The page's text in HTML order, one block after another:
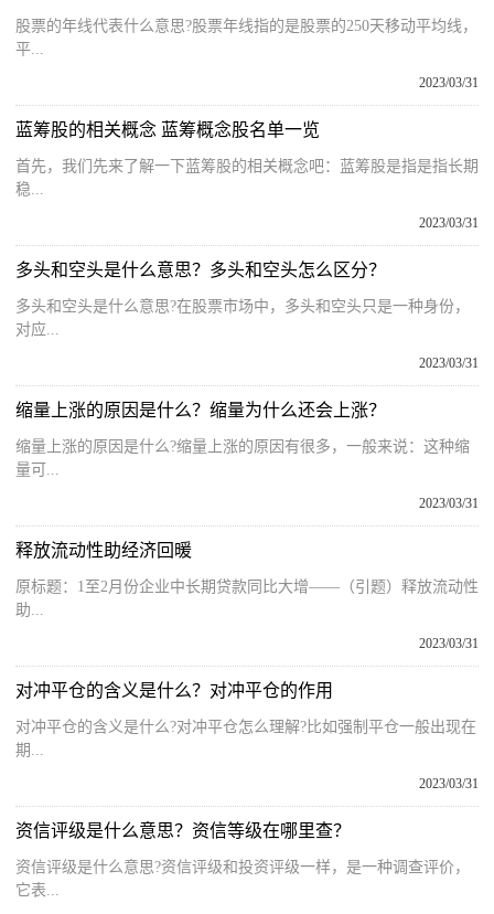
股票的年线代表什么意思?股票年线指的是股票的250天移动平均线，
平...
2023/03/31
蓝筹股的相关概念 蓝筹概念股名单一览
首先，我们先来了解一下蓝筹股的相关概念吧：蓝筹股是指是指长期
稳...
2023/03/31
多头和空头是什么意思？多头和空头怎么区分？
多头和空头是什么意思?在股票市场中，多头和空头只是一种身份，
对应...
2023/03/31
缩量上涨的原因是什么？缩量为什么还会上涨？
缩量上涨的原因是什么?缩量上涨的原因有很多，一般来说：这种缩
量可...
2023/03/31
释放流动性助经济回暖
原标题：1至2月份企业中长期贷款同比大增——（引题）释放流动性
助...
2023/03/31
对冲平仓的含义是什么？对冲平仓的作用
对冲平仓的含义是什么?对冲平仓怎么理解?比如强制平仓一般出现在
期...
2023/03/31
资信评级是什么意思？资信等级在哪里查？
资信评级是什么意思?资信评级和投资评级一样，是一种调查评价，
它表...